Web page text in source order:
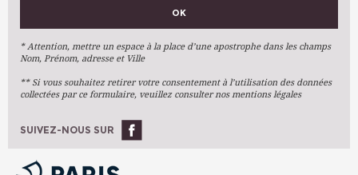
Arts Plastiques
Arts Du Texte
Arts Numériques
Ateliers À L'année
OK
* Attention, mettre un espace à la place d’une apostrophe dans les champs
Nom, Prénom, adresse et Ville
** Si vous souhaitez retirer votre consentement à l’utilisation des données
collectées par ce formulaire, veuillez consulter nos mentions légales
SUIVEZ-NOUS SUR